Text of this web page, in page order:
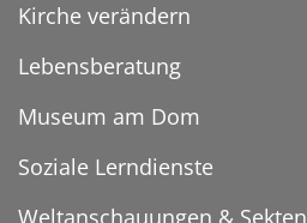
Kirche verändern
Lebensberatung
Museum am Dom
Soziale Lerndienste